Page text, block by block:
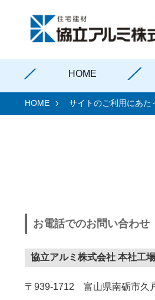
HOME
HOME サイトのご利用にあた
お電話でのお問い合わせ
協立アルミ株式会社 本社工場
〒939-1712 富山県南砺市